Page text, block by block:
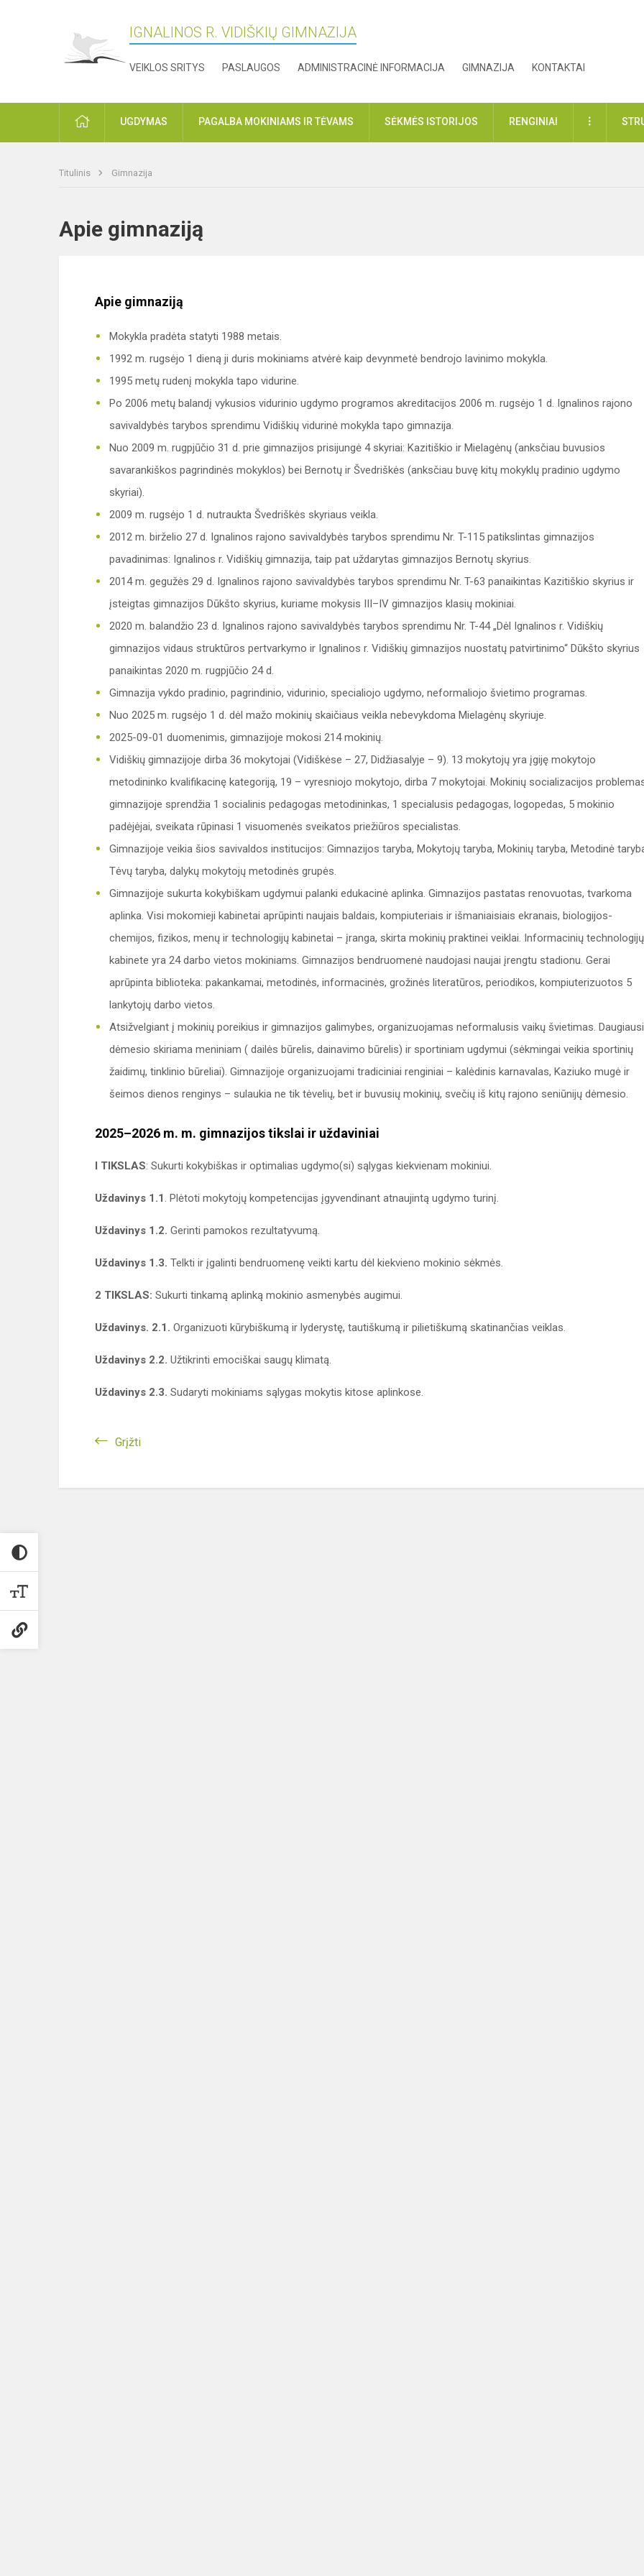
IGNALINOS R. VIDIŠKIŲ GIMNAZIJA
VEIKLOS SRITYS PASLAUGOS ADMINISTRACINĖ INFORMACIJA GIMNAZIJA KONTAKTAI
PRADŽIAUGDYMAS PAGALBA MOKINIAMS IR TĖVAMS SĖKMĖS ISTORIJOS RENGINIAI DAUGIAU
Titulinis Gimnazija
Apie gimnaziją
Apie gimnaziją
Mokykla pradėta statyti 1988 metais.
1992 m. rugsėjo 1 dieną ji duris mokiniams atvėrė kaip devynmetė bendrojo lavinimo mokykla.
1995 metų rudenį mokykla tapo vidurine.
Po 2006 metų balandį vykusios vidurinio ugdymo programos akreditacijos 2006 m. rugsėjo 1 d. Ignalinos rajono
savivaldybės tarybos sprendimu Vidiškių vidurinė mokykla tapo gimnazija.
Nuo 2009 m. rugpjūčio 31 d. prie gimnazijos prisijungė 4 skyriai: Kazitiškio ir Mielagėnų (anksčiau buvusios
savarankiškos pagrindinės mokyklos) bei Bernotų ir Švedriškės (anksčiau buvę kitų mokyklų pradinio ugdymo
skyriai).
2009 m. rugsėjo 1 d. nutraukta Švedriškės skyriaus veikla.
2012 m. birželio 27 d. Ignalinos rajono savivaldybės tarybos sprendimu Nr. T-115 patikslintas gimnazijos
pavadinimas: Ignalinos r. Vidiškių gimnazija, taip pat uždarytas gimnazijos Bernotų skyrius.
2014 m. gegužės 29 d. Ignalinos rajono savivaldybės tarybos sprendimu Nr. T-63 panaikintas Kazitiškio skyrius ir
įsteigtas gimnazijos Dūkšto skyrius, kuriame mokysis III–IV gimnazijos klasių mokiniai.
2020 m. balandžio 23 d. Ignalinos rajono savivaldybės tarybos sprendimu Nr. T-44 „Dėl Ignalinos r. Vidiškių
gimnazijos vidaus struktūros pertvarkymo ir Ignalinos r. Vidiškių gimnazijos nuostatų patvirtinimo“ Dūkšto skyrius
panaikintas 2020 m. rugpjūčio 24 d.
Gimnazija vykdo pradinio, pagrindinio, vidurinio, specialiojo ugdymo, neformaliojo švietimo programas.
Nuo 2025 m. rugsėjo 1 d. dėl mažo mokinių skaičiaus veikla nebevykdoma Mielagėnų skyriuje.
2025-09-01 duomenimis, gimnazijoje mokosi 214 mokinių.
Vidiškių gimnazijoje dirba 36 mokytojai (Vidiškėse – 27, Didžiasalyje – 9). 13 mokytojų yra įgiję mokytojo
metodininko kvalifikacinę kategoriją, 19 – vyresniojo mokytojo, dirba 7 mokytojai. Mokinių socializacijos
gimnazijoje sprendžia 1 socialinis pedagogas metodininkas, 1 specialusis pedagogas, logopedas, 5 mokinio
padėjėjai, sveikata rūpinasi 1 visuomenės sveikatos priežiūros specialistas.
Gimnazijoje veikia šios savivaldos institucijos: Gimnazijos taryba, Mokytojų taryba, Mokinių taryba, Metodinė
Tėvų taryba, dalykų mokytojų metodinės grupės.
Gimnazijoje sukurta kokybiškam ugdymui palanki edukacinė aplinka. Gimnazijos pastatas renovuotas, tvarkoma
aplinka. Visi mokomieji kabinetai aprūpinti naujais baldais, kompiuteriais ir išmaniaisiais ekranais, biologijos-
chemijos, fizikos, menų ir technologijų kabinetai – įranga, skirta mokinių praktinei veiklai. Informacinių technologijų
kabinete yra 24 darbo vietos mokiniams. Gimnazijos bendruomenė naudojasi naujai įrengtu stadionu. Gerai
aprūpinta biblioteka: pakankamai, metodinės, informacinės, grožinės literatūros, periodikos, kompiuterizuotos 5
lankytojų darbo vietos.
Atsižvelgiant į mokinių poreikius ir gimnazijos galimybes, organizuojamas neformalusis vaikų švietimas.
dėmesio skiriama meniniam ( dailės būrelis, dainavimo būrelis) ir sportiniam ugdymui (sėkmingai veikia sportinių
žaidimų, tinklinio būreliai). Gimnazijoje organizuojami tradiciniai renginiai – kalėdinis karnavalas, Kaziuko mugė ir
šeimos dienos renginys – sulaukia ne tik tėvelių, bet ir buvusių mokinių, svečių iš kitų rajono seniūnijų dėmesio.
2025–2026 m. m. gimnazijos tikslai ir uždaviniai
I TIKSLAS: Sukurti kokybiškas ir optimalias ugdymo(si) sąlygas kiekvienam mokiniui.
Uždavinys 1.1 . Plėtoti mokytojų kompetencijas įgyvendinant atnaujintą ugdymo turinį.
Uždavinys 1.2. Gerinti pamokos rezultatyvumą.
Uždavinys 1.3. Telkti ir įgalinti bendruomenę veikti kartu dėl kiekvieno mokinio sėkmės.
2 TIKSLAS: Sukurti tinkamą aplinką mokinio asmenybės augimui.
Uždavinys. 2.1. Organizuoti kūrybiškumą ir lyderystę, tautiškumą ir pilietiškumą skatinančias veiklas.
Uždavinys 2.2. Užtikrinti emociškai saugų klimatą.
Uždavinys 2.3. Sudaryti mokiniams sąlygas mokytis kitose aplinkose.
Grįžti